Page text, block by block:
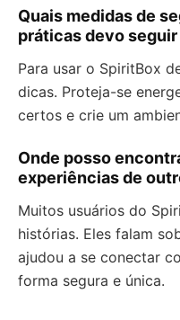
Quais medidas de
práticas devo
Para usar o SpiritBox
dicas. Proteja-se
certos e crie um
Onde posso
experiências de
Muitos usuários do
histórias. Eles falam
ajudou a se conectar
forma segura e única.